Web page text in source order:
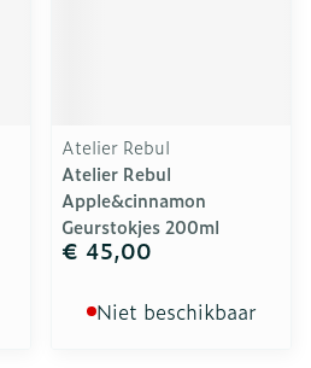
Atelier Rebul
Atelier Rebul
Apple&cinnamon
Geurstokjes 200ml
€ 45,00
Niet beschikbaar